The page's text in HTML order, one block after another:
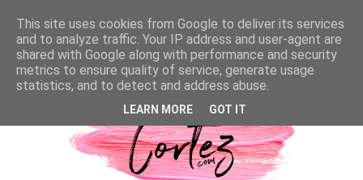
This site uses cookies from Google to deliver its services
and to analyze traffic. Your IP address and user-agent are
shared with Google along with performance and security
metrics to ensure quality of service, generate usage
statistics, and to detect and address abuse.
LEARN MORE GOT IT